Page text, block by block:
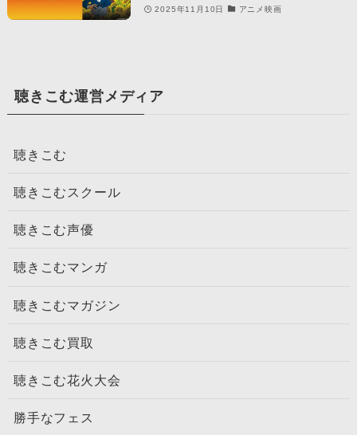
2025年11月10日 アニメ映画
聴きこむ運営メディア
聴きこむ
聴きこむスクール
聴きこむ声優
聴きこむマンガ
聴きこむマガジン
聴きこむ買取
聴きこむ花火大会
勝手なフェス